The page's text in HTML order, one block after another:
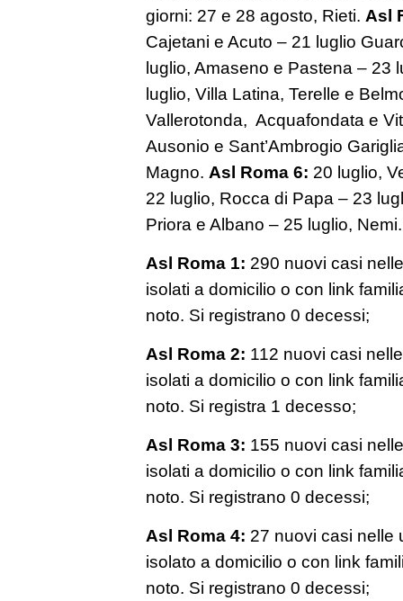
giorni: 27 e 28 agosto, Rieti. Asl
Cajetani e Acuto – 21 luglio
luglio, Amaseno e Pastena – 23
luglio, Villa Latina, Terelle e
Vallerotonda, Acquafondata e
Ausonio e Sant’Ambrogio
Magno. Asl Roma 6: 20 luglio,
22 luglio, Rocca di Papa – 23
Priora e Albano – 25 luglio, Nemi.
Asl Roma 1: 290 nuovi casi
isolati a domicilio o con link
noto. Si registrano 0 decessi;
Asl Roma 2: 112 nuovi casi
isolati a domicilio o con link
noto. Si registra 1 decesso;
Asl Roma 3: 155 nuovi casi
isolati a domicilio o con link
noto. Si registrano 0 decessi;
Asl Roma 4: 27 nuovi casi nelle
isolato a domicilio o con link
noto. Si registrano 0 decessi;